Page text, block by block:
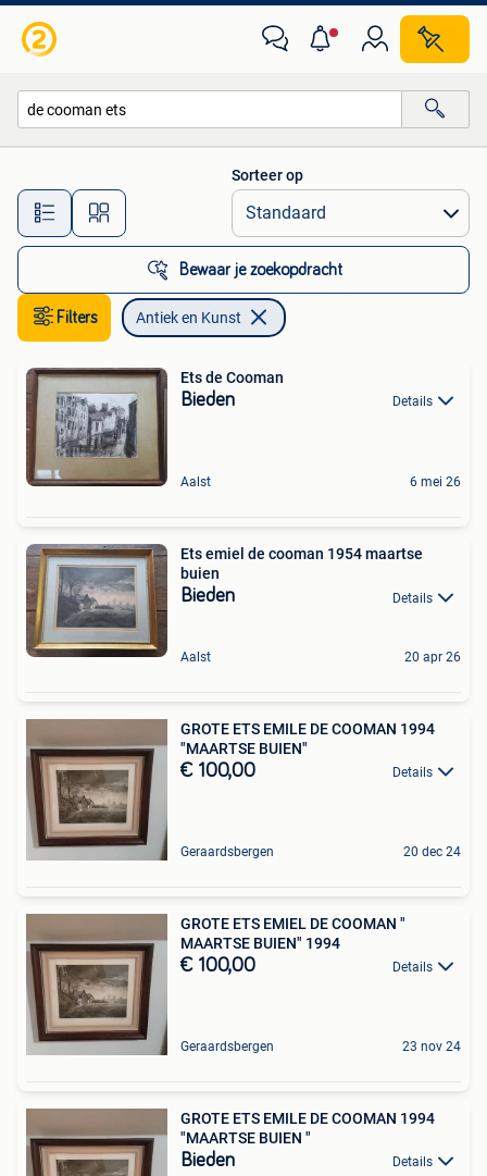
Alle afstanden…
Sorteer op
Bewaar je zoekopdracht
Filters Antiek en Kunst
Ets de Cooman
Bieden Details
Aalst 6 mei 26
Ets emiel de cooman 1954 maartse
buien
Bieden Details
Aalst 20 apr 26
GROTE ETS EMILE DE COOMAN 1994
"MAARTSE BUIEN"
€ 100,00 Details
Geraardsbergen 20 dec 24
GROTE ETS EMIEL DE COOMAN "
MAARTSE BUIEN" 1994
€ 100,00 Details
Geraardsbergen 23 nov 24
GROTE ETS EMILE DE COOMAN 1994
"MAARTSE BUIEN "
Bieden Details